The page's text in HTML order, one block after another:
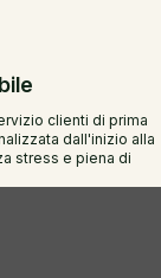
clienti di prima
dall'inizio alla
stress e piena di